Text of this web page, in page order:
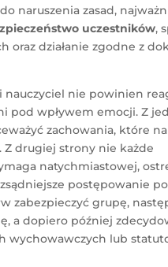
naruszenia zasad,
uczestników,
oraz działanie zgodne z
nauczyciel nie powinien
pod wpływem emocji. Z
zachowania, które
Z drugiej strony nie każde
natychmiastowej,
postępowanie
zabezpieczyć grupę,
a dopiero później
wychowawczych lub